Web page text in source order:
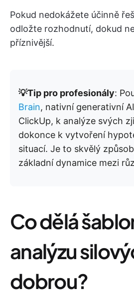
Pokud nedokážete účinně
odložte rozhodnutí, dokud
příznivější.
💡Tip pro profesionály:
Brain, nativní generativní
ClickUp, k analýze svých
dokonce k vytvoření
situací. Je to skvělý
základní dynamice mezi
Co dělá
analýzu
dobrou?